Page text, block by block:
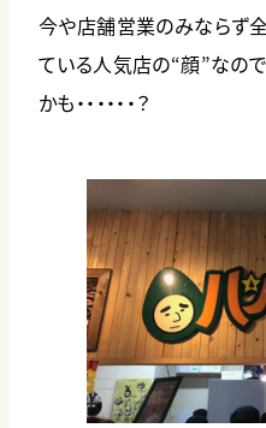
今や店舗営業のみならず
ている人気店の“顔”なの
かも・・・・・・？